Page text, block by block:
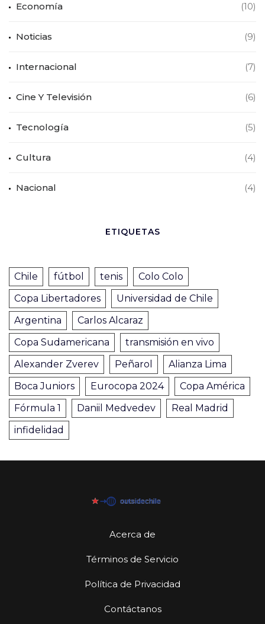
Economía (10)
Noticias (9)
Internacional (7)
Cine Y Televisión (6)
Tecnología (5)
Cultura (4)
Nacional (4)
ETIQUETAS
Chile fútbol tenis
Colo Colo
Copa Libertadores
Universidad de Chile
Argentina
Carlos Alcaraz
Copa Sudamericana
transmisión en vivo
Alexander Zverev
Peñarol
Alianza Lima
Boca Juniors
Eurocopa 2024
Copa América
Fórmula 1
Daniil Medvedev
Real Madrid
infidelidad
Acerca de
Términos de Servicio
Política de Privacidad
Contáctanos